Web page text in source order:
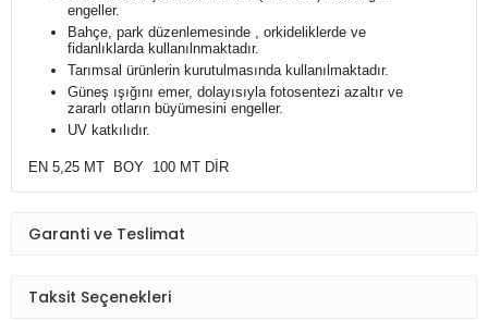
engeller.
Bahçe, park düzenlemesinde , orkideliklerde ve
fidanlıklarda kullanılnmaktadır.
Tarımsal ürünlerin kurutulmasında kullanılmaktadır.
Güneş ışığını emer, dolayısıyla fotosentezi azaltır ve
zararlı otların büyümesini engeller.
UV katkılıdır.
EN 5,25 MT BOY 100 MT DİR
Garanti ve Teslimat
Taksit Seçenekleri